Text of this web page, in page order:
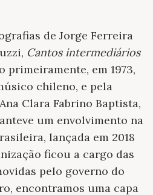
de Jorge Ferreira
Cantos intermediários
em 1973,
chileno, e pela
Clara Fabrino Baptista,
um envolvimento na
lançada em 2018
ficou a cargo das
pelo governo do
encontramos uma capa